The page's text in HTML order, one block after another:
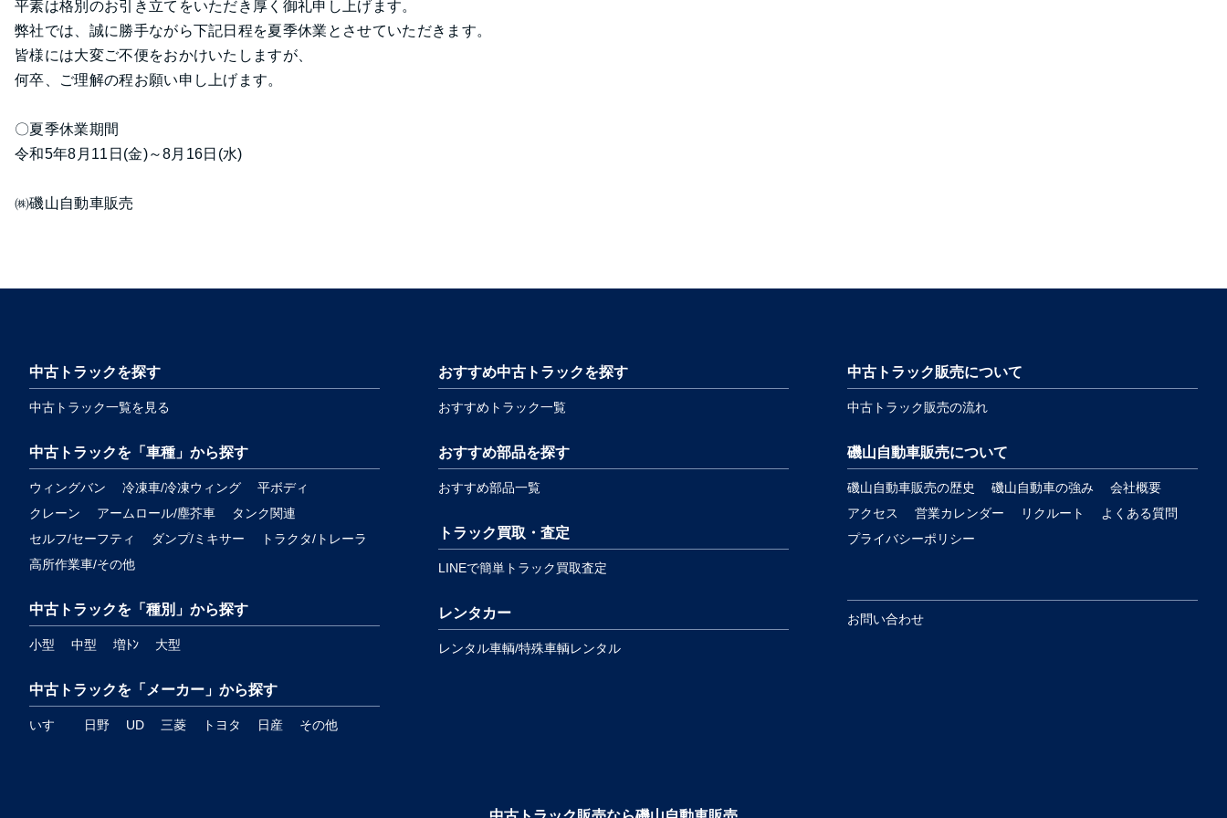
平素は格別のお引き立てをいただき厚く御礼申し上げます。
弊社では、誠に勝手ながら下記日程を夏季休業とさせていただきます。
皆様には大変ご不便をおかけいたしますが、
何卒、ご理解の程お願い申し上げます。
〇夏季休業期間
令和5年8月11日(金)～8月16日(水)
㈱磯山自動車販売
中古トラックを探す
中古トラック一覧を見る
中古トラックを「車種」から探す
ウィングバン 冷凍車/冷凍ウィング
平ボディ
クレーン
アームロール/塵芥車
タンク関連
セルフ/セーフティ
ダンプ/ミキサー
トラクタ/トレーラ
高所作業車/その他
中古トラックを「種別」から探す
小型 中型 増ﾄﾝ 大型
中古トラックを「メーカー」から探す
いすゞ 日野 UD 三菱 トヨタ 日産 その他
おすすめ中古トラックを探す
おすすめトラック一覧
おすすめ部品を探す
おすすめ部品一覧
トラック買取・査定
LINEで簡単トラック買取査定
レンタカー
レンタル車輌/特殊車輌レンタル
中古トラック販売について
中古トラック販売の流れ
磯山自動車販売について
磯山自動車販売の歴史 磯山自動車の強み
会社概要
アクセス
営業カレンダー リクルート
よくある質問
プライバシーポリシー
お問い合わせ